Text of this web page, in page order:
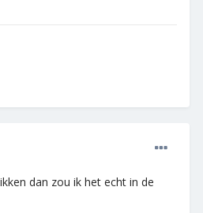
dan zou ik het echt in de